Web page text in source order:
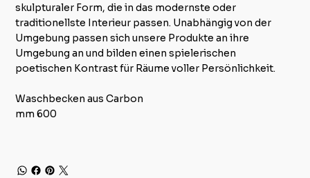
skulpturaler Form, die in das modernste oder
traditionellste Interieur passen. Unabhängig von der
Umgebung passen sich unsere Produkte an ihre
Umgebung an und bilden einen spielerischen
poetischen Kontrast für Räume voller Persönlichkeit.
Waschbecken aus Carbon
mm 600